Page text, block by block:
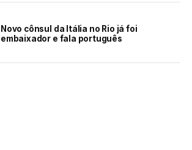
Novo cônsul da Itália no Rio já foi
embaixador e fala português